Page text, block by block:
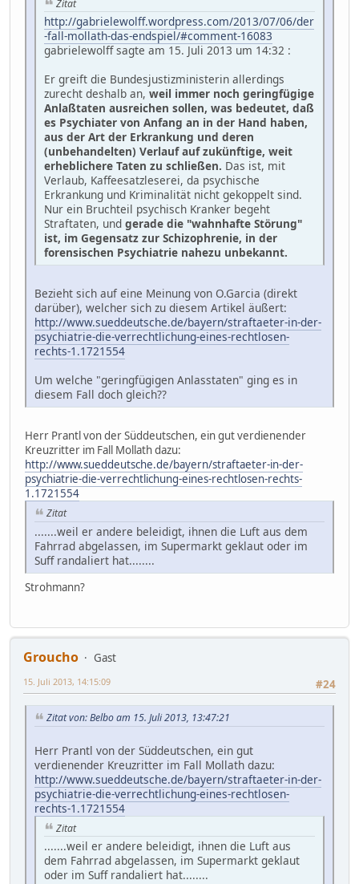
Zitat
http://gabrielewolff.wordpress.com/2013/07/06/der
-fall-mollath-das-endspiel/#comment-16083
gabrielewolff sagte am 15. Juli 2013 um 14:32 :
Er greift die Bundesjustizministerin allerdings
zurecht deshalb an, weil immer noch geringfügige
Anlaßtaten ausreichen sollen, was bedeutet, daß
es Psychiater von Anfang an in der Hand haben,
aus der Art der Erkrankung und deren
(unbehandelten) Verlauf auf zukünftige, weit
erheblichere Taten zu schließen. Das ist, mit
Verlaub, Kaffeesatzleserei, da psychische
Erkrankung und Kriminalität nicht gekoppelt sind.
Nur ein Bruchteil psychisch Kranker begeht
Straftaten, und gerade die "wahnhafte Störung"
ist, im Gegensatz zur Schizophrenie, in der
forensischen Psychiatrie nahezu unbekannt.
Bezieht sich auf eine Meinung von O.Garcia (direkt
darüber), welcher sich zu diesem Artikel äußert:
http://www.sueddeutsche.de/bayern/straftaeter-in-der-
psychiatrie-die-verrechtlichung-eines-rechtlosen-
rechts-1.1721554
Um welche "geringfügigen Anlasstaten" ging es in
diesem Fall doch gleich??
Herr Prantl von der Süddeutschen, ein gut verdienender
Kreuzritter im Fall Mollath dazu:
http://www.sueddeutsche.de/bayern/straftaeter-in-der-
psychiatrie-die-verrechtlichung-eines-rechtlosen-rechts-
1.1721554
Zitat
.......weil er andere beleidigt, ihnen die Luft aus dem
Fahrrad abgelassen, im Supermarkt geklaut oder im
Suff randaliert hat........
Strohmann?
Groucho
Gast
#24
15. Juli 2013, 14:15:09
Zitat von: Belbo am 15. Juli 2013, 13:47:21
Herr Prantl von der Süddeutschen, ein gut
verdienender Kreuzritter im Fall Mollath dazu:
http://www.sueddeutsche.de/bayern/straftaeter-in-der-
psychiatrie-die-verrechtlichung-eines-rechtlosen-
rechts-1.1721554
Zitat
.......weil er andere beleidigt, ihnen die Luft aus
dem Fahrrad abgelassen, im Supermarkt geklaut
oder im Suff randaliert hat........